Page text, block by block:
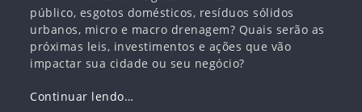
público, esgotos domésticos, resíduos sólidos
urbanos, micro e macro drenagem? Quais serão as
próximas leis, investimentos e ações que vão
impactar sua cidade ou seu negócio?
Continuar lendo…